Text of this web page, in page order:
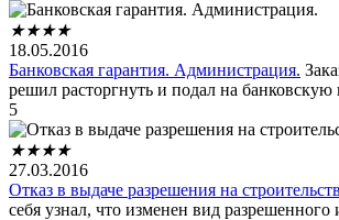
★★★★
18.05.2016
Банковская гарантия. Администрация.
решил расторгнуть и подал на банковскую
5
★★★★
27.03.2016
Отказ в выдаче разрешения на
себя узнал, что изменен вид разрешенного